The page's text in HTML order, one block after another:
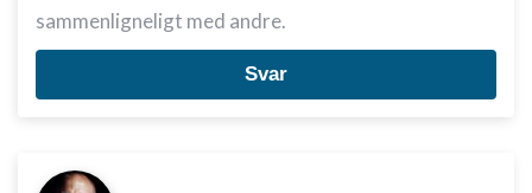
sammenligneligt med andre.
Svar